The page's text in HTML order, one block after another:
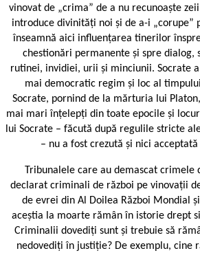
vinovat de „crima” de a nu recunoaște
introduce divinități noi și de a-i „corupe”
înseamnă aici influențarea tinerilor
chestionări permanente și spre dialog,
rutinei, invidiei, urii și minciunii. Socrate
mai democratic regim și loc al
Socrate, pornind de la mărturia lui
mai mari înțelepți din toate epocile și
lui Socrate – făcută după regulile stricte
– nu a fost crezută și nici
Tribunalele care au demascat crimele
declarat criminali de război pe vinovații
de evrei din Al Doilea Război Mondial
aceștia la moarte rămân în istorie drept
Criminalii dovediți sunt și trebuie să
nedovediți în justiție? De exemplu, cine